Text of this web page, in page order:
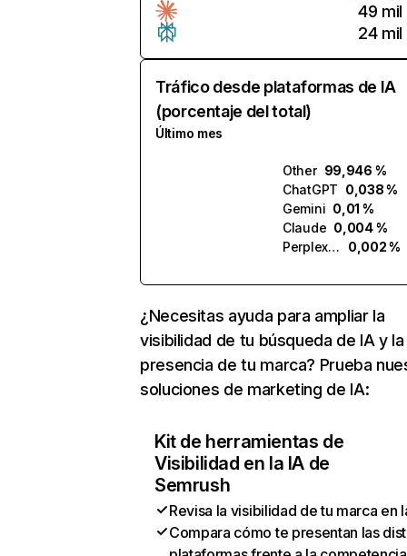
49 mil
24 mil
Tráfico desde plataformas de IA
(porcentaje del total)
Último mes
Other 99,946 %
ChatGPT 0,038 %
Gemini 0,01 %
Claude 0,004 %
Perplexity
0,002 %
¿Necesitas ayuda para ampliar la
visibilidad de tu búsqueda de IA y la
presencia de tu marca? Prueba
soluciones de marketing de IA:
Kit de herramientas de
Visibilidad en la IA de
Semrush
Revisa la visibilidad de tu marca en
Compara cómo te presentan las